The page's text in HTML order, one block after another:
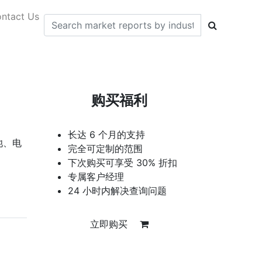
Us
、电
购买福利
长达 6 个月的支持
完全可定制的范围
下次购买可享受 30% 折扣
专属客户经理
24 小时内解决查询问题
立即购买